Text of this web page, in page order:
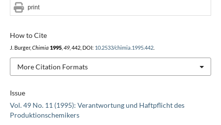
Issue
Vol. 49 No. 11 (1995): Verantwortung und Haftpflicht des
Produktionschemikers
How to Cite
J. Burger, Chimia 1995, 49, 442, DOI: 10.2533/chimia.1995.442.
More Citation Formats
print